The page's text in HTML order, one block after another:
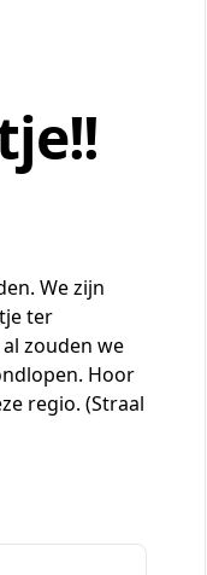
We zijn
ter
zouden we
Hoor
regio. (Straal